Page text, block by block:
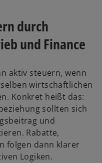
durch
und Finance
aktiv steuern, wenn
wirtschaftlichen
Konkret heißt das:
sollten sich
und
Rabatte,
folgen dann klarer
Logiken.